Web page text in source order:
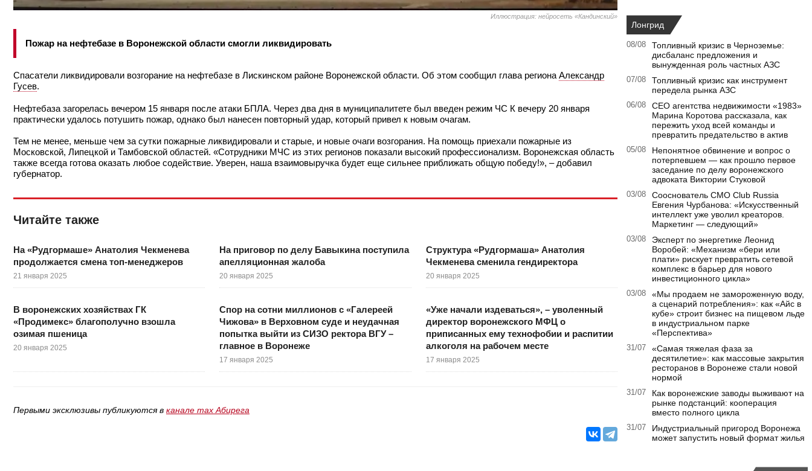
Иллюстрация: нейросеть «Кандинский»
Пожар на нефтебазе в Воронежской области смогли ликвидировать
Спасатели ликвидировали возгорание на нефтебазе в Лискинском районе Воронежской области. Об этом сообщил глава региона Александр
Гусев.
Нефтебаза загорелась вечером 15 января после атаки БПЛА. Через два дня в муниципалитете был введен режим ЧС К вечеру 20 января
практически удалось потушить пожар, однако был нанесен повторный удар, который привел к новым очагам.
Тем не менее, меньше чем за сутки пожарные ликвидировали и старые, и новые очаги возгорания. На помощь приехали пожарные из
Московской, Липецкой и Тамбовской областей. «Сотрудники МЧС из этих регионов показали высокий профессионализм. Воронежская область
также всегда готова оказать любое содействие. Уверен, наша взаимовыручка будет еще сильнее приближать общую победу!», – добавил
губернатор.
Читайте также
На «Рудгормаше» Анатолия Чекменева
продолжается смена топ-менеджеров
21 января 2025
На приговор по делу Бавыкина поступила
апелляционная жалоба
20 января 2025
Структура «Рудгормаша» Анатолия
Чекменева сменила гендиректора
20 января 2025
В воронежских хозяйствах ГК
«Продимекс» благополучно взошла
озимая пшеница
20 января 2025
Спор на сотни миллионов с «Галереей
Чижова» в Верховном суде и неудачная
попытка выйти из СИЗО ректора ВГУ –
главное в Воронеже
17 января 2025
«Уже начали издеваться», – уволенный
директор воронежского МФЦ о
приписанных ему технофобии и распитии
алкоголя на рабочем месте
17 января 2025
Первыми эксклюзивы публикуются в канале max Абирега
Лонгрид
08/08
Топливный кризис в Черноземье:
дисбаланс предложения и
вынужденная роль частных АЗС
07/08
Топливный кризис как инструмент
передела рынка АЗС
06/08
CEO агентства недвижимости «1983»
Марина Коротова рассказала, как
пережить уход всей команды и
превратить предательство в актив
05/08
Непонятное обвинение и вопрос о
потерпевшем — как прошло первое
заседание по делу воронежского
адвоката Виктории Стуковой
03/08
Сооснователь CMO Club Russia
Евгения Чурбанова: «Искусственный
интеллект уже уволил креаторов.
Маркетинг — следующий»
03/08
Эксперт по энергетике Леонид
Воробей: «Механизм «бери или
плати» рискует превратить сетевой
комплекс в барьер для нового
инвестиционного цикла»
03/08
«Мы продаем не замороженную воду,
а сценарий потребления»: как «Айс в
кубе» строит бизнес на пищевом льде
в индустриальном парке
«Перспектива»
31/07
«Самая тяжелая фаза за
десятилетие»: как массовые закрытия
ресторанов в Воронеже стали новой
нормой
31/07
Как воронежские заводы выживают на
рынке подстанций: кооперация
вместо полного цикла
31/07
Индустриальный пригород Воронежа
может запустить новый формат жилья